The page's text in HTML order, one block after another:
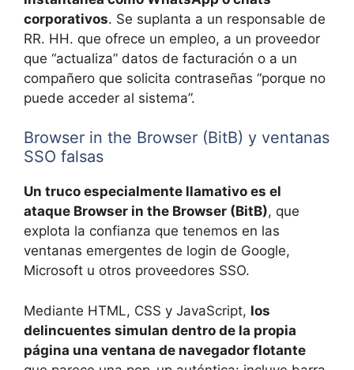
corporativos. Se suplanta a un responsable de
RR. HH. que ofrece un empleo, a un proveedor
que “actualiza” datos de facturación o a un
compañero que solicita contraseñas “porque no
puede acceder al sistema”.
Browser in the Browser (BitB) y ventanas
SSO falsas
Un truco especialmente llamativo es el
ataque Browser in the Browser (BitB), que
explota la confianza que tenemos en las
ventanas emergentes de login de Google,
Microsoft u otros proveedores SSO.
Mediante HTML, CSS y JavaScript, los
delincuentes simulan dentro de la propia
página una ventana de navegador flotante